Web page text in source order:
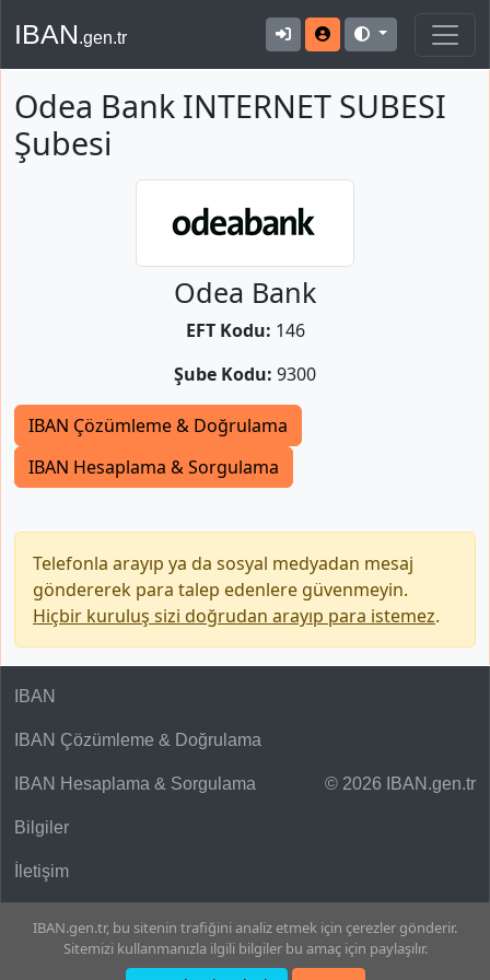
IBAN.gen.tr
Odea Bank INTERNET SUBESI
Şubesi
Odea Bank
EFT Kodu: 146
Şube Kodu: 9300
IBAN Çözümleme & Doğrulama
IBAN Hesaplama & Sorgulama
Telefonla arayıp ya da sosyal medyadan mesaj
göndererek para talep edenlere güvenmeyin.
Hiçbir kuruluş sizi doğrudan arayıp para istemez.
© 2026 IBAN.gen.tr
IBAN
IBAN Çözümleme & Doğrulama
IBAN Hesaplama & Sorgulama
Bilgiler
İletişim
IBAN.gen.tr, bu sitenin trafiğini analiz etmek için çerezler gönderir.
Sitemizi kullanmanızla ilgili bilgiler bu amaç için paylaşılır.